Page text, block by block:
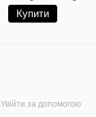
Купити
Увійти за допомогою